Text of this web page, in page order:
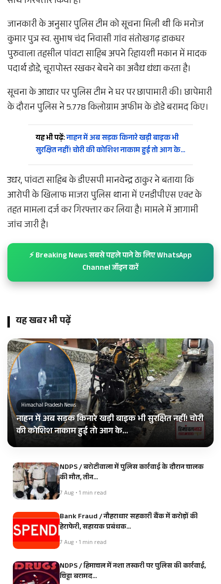
जानकारी के अनुसार पुलिस टीम को सूचना मिली थी कि मनोज
कुमार पुत्र स्व. सुभाष चंद निवासी गांव संतोखगढ़ डाकघर
पुरुवाला तहसील पांवटा साहिब अपने रिहायशी मकान में मादक
पदार्थ डोडे, चूरापोस्त रखकर बेचने का अवैध धंधा करता है।
सूचना के आधार पर पुलिस टीम ने घर पर छापामारी की। छापेमारी
के दौरान पुलिस ने 5.778 किलोग्राम अफीम के डोडे बरामद किए।
यह भी पढ़ें:नाहन में अब सड़क किनारे खड़ी बाइक भी
सुरक्षित नहीं! चोरी की कोशिश नाकाम हुई तो आग के…
उधर, पांवटा साहिब के डीएसपी मानवेन्द्र ठाकुर ने बताया कि
आरोपी के खिलाफ माजरा पुलिस थाना में एनडीपीएस एक्ट के
तहत मामला दर्ज कर गिरफ्तार कर लिया है। मामले में आगामी
जांच जारी है।
⚡ Breaking News सबसे पहले पाने के लिए WhatsApp
Channel जॉइन करें
यह खबर भी पढ़ें
Himachal Pradesh News
नाहन में अब सड़क किनारे खड़ी बाइक भी सुरक्षित नहीं! चोरी
की कोशिश नाकाम हुई तो आग के…
NDPS / बरोटीवाला में पुलिस कार्रवाई के दौरान चालक
की मौत, तीन…
7 Aug • 1 min read
Bank Fraud / नौहराधार सहकारी बैंक में करोड़ों की
हेराफेरी, सहायक प्रबंधक…
7 Aug • 1 min read
NDPS / हिमाचल में नशा तस्करी पर पुलिस की कार्रवाई,
चिट्टा बरामद…